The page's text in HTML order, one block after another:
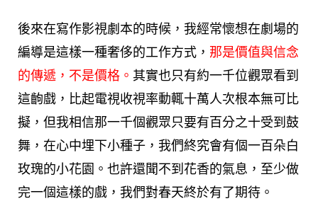
後來在寫作影視劇本的時候，我經常懷想在劇場的
編導是這樣一種奢侈的工作方式， 那是價值與信念
的傳遞，不是價格。 其實也只有約一千位觀眾看到
這齣戲，比起電視收視率動輒十萬人次根本無可比
擬，但我相信那一千個觀眾只要有百分之十受到鼓
舞，在心中埋下小種子，我們終究會有個一百朵白
玫瑰的小花園。也許還聞不到花香的氣息，至少做
完一個這樣的戲，我們對春天終於有了期待。